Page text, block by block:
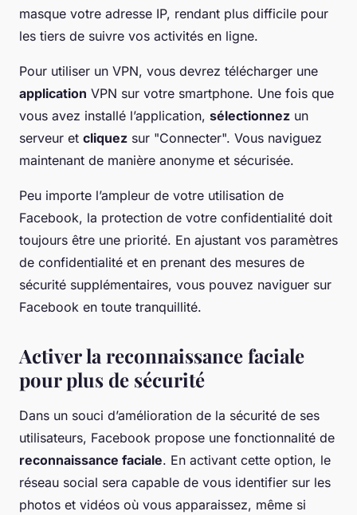
masque votre adresse IP, rendant plus difficile pour
les tiers de suivre vos activités en ligne.
Pour utiliser un VPN, vous devrez télécharger une
application VPN sur votre smartphone. Une fois que
vous avez installé l’application, sélectionnez un
serveur et cliquez sur "Connecter". Vous naviguez
maintenant de manière anonyme et sécurisée.
Peu importe l’ampleur de votre utilisation de
Facebook, la protection de votre confidentialité doit
toujours être une priorité. En ajustant vos paramètres
de confidentialité et en prenant des mesures de
sécurité supplémentaires, vous pouvez naviguer sur
Facebook en toute tranquillité.
Activer la reconnaissance faciale
pour plus de sécurité
Dans un souci d’amélioration de la sécurité de ses
utilisateurs, Facebook propose une fonctionnalité de
reconnaissance faciale. En activant cette option, le
réseau social sera capable de vous identifier sur les
photos et vidéos où vous apparaissez, même si